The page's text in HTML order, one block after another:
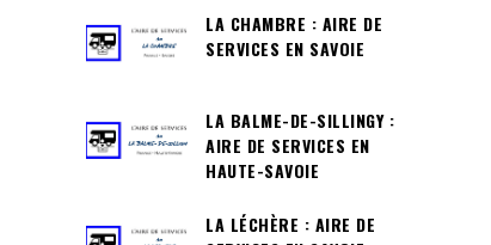
LA CHAMBRE : AIRE DE
SERVICES EN SAVOIE
LA BALME-DE-SILLINGY :
AIRE DE SERVICES EN
HAUTE-SAVOIE
LA LÉCHÈRE : AIRE DE